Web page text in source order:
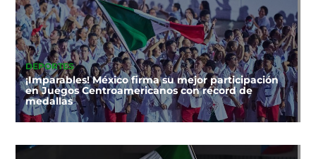
DEPORTES
¡Imparables! México firma su mejor participación
en Juegos Centroamericanos con récord de
medallas